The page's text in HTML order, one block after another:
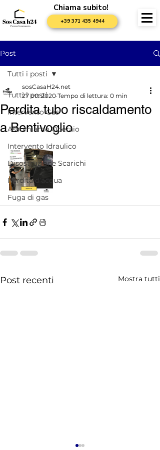
+39 371 435 4944
Chiama subito!
Post
Tutti i posti
Intervento Gas
Assumiamo Operaio
Intervento Idraulico
Disostruzione Scarichi
Perdita d'acqua
Fuga di gas
Tutti i posti
Perdita tubo riscaldamento
a Bentivoglio
sosCasaH24.net
27 ott 2020 Tempo di lettura: 0 min
Post recenti Mostra tutti